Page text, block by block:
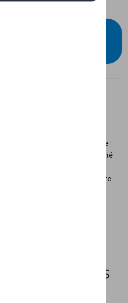
de stock
cœur 3D et logo Volkswagen
la collection Heritage associe
Le cœur 3D est sublimé
intégrés, tandis que le logo
distinctive. Un accessoire